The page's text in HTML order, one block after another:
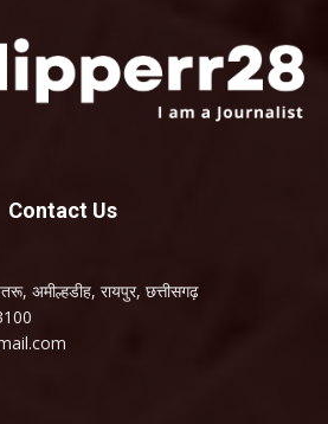
Contact Us
अमील्हडीह, रायपुर, छत्तीसगढ़